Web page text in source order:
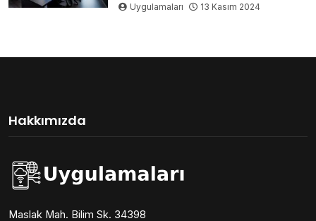
Uygulamaları 13 Kasım 2024
Hakkımızda
Maslak Mah. Bilim Sk. 34398